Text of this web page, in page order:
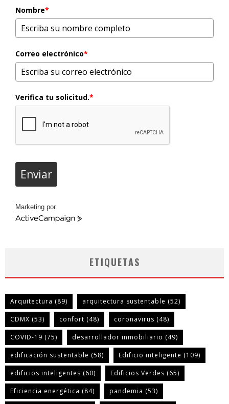
Nombre*
Correo electrónico*
Verifica tu solicitud.*
Enviar
Marketing por
ActiveCampaign
ETIQUETAS
Arquitectura (89) arquitectura sustentable (52)
CDMX (53) confort (48) coronavirus (48)
COVID-19 (75) desarrollador inmobiliario (49)
edificación sustentable (58) Edificio inteligente (109)
edificios inteligentes (60) Edificios Verdes (65)
Eficiencia energética (84) pandemia (53)